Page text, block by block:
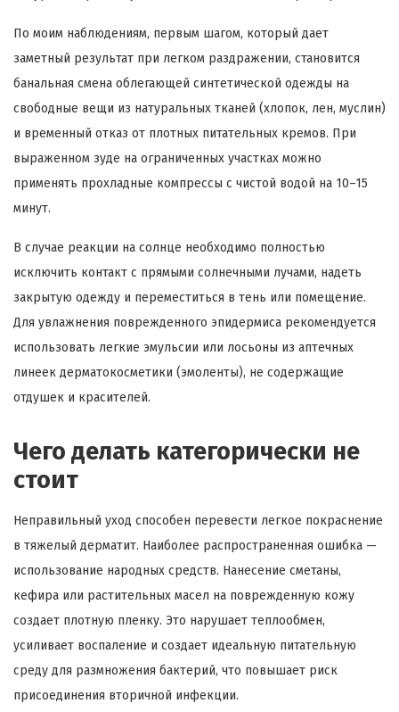
По моим наблюдениям, первым шагом, который дает
заметный результат при легком раздражении, становится
банальная смена облегающей синтетической одежды на
свободные вещи из натуральных тканей (хлопок, лен, муслин)
и временный отказ от плотных питательных кремов. При
выраженном зуде на ограниченных участках можно
применять прохладные компрессы с чистой водой на 10–15
минут.
В случае реакции на солнце необходимо полностью
исключить контакт с прямыми солнечными лучами, надеть
закрытую одежду и переместиться в тень или помещение.
Для увлажнения поврежденного эпидермиса рекомендуется
использовать легкие эмульсии или лосьоны из аптечных
линеек дерматокосметики (эмоленты), не содержащие
отдушек и красителей.
Чего делать категорически не
стоит
Неправильный уход способен перевести легкое покраснение
в тяжелый дерматит. Наиболее распространенная ошибка —
использование народных средств. Нанесение сметаны,
кефира или растительных масел на поврежденную кожу
создает плотную пленку. Это нарушает теплообмен,
усиливает воспаление и создает идеальную питательную
среду для размножения бактерий, что повышает риск
присоединения вторичной инфекции.